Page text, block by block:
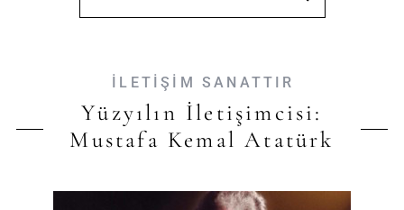
İLETİŞİM SANATTIR
Yüzyılın İletişimcisi:
Mustafa Kemal Atatürk